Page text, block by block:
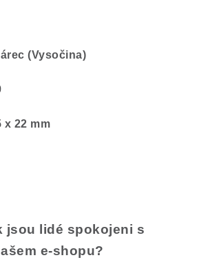
(Vysočina)
x 22 mm
jsou lidé spokojeni s
e-shopu?